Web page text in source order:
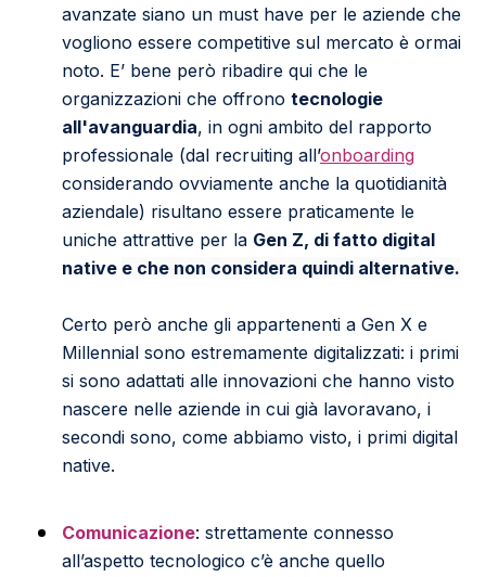
avanzate siano un must have per le aziende che
vogliono essere competitive sul mercato è ormai
noto. E’ bene però ribadire qui che le
organizzazioni che offrono tecnologie
all'avanguardia, in ogni ambito del rapporto
professionale (dal recruiting all’onboarding
considerando ovviamente anche la quotidianità
aziendale) risultano essere praticamente le
uniche attrattive per la Gen Z, di fatto digital
native e che non considera quindi alternative.
Certo però anche gli appartenenti a Gen X e
Millennial sono estremamente digitalizzati: i primi
si sono adattati alle innovazioni che hanno visto
nascere nelle aziende in cui già lavoravano, i
secondi sono, come abbiamo visto, i primi digital
native.
Comunicazione: strettamente connesso
all’aspetto tecnologico c’è anche quello